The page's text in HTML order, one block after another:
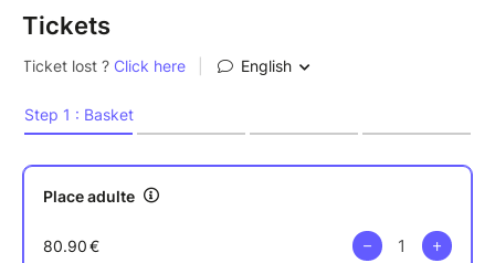
musiciens viendra ambiancer ce banquet avec des
chants de tables et des reprises de chansons
françaises.
Comme à chaque banquet, on vous prépare des
donner de la voix !
À partir de 17h, nous rangeons les tables pour laisser
Tickets